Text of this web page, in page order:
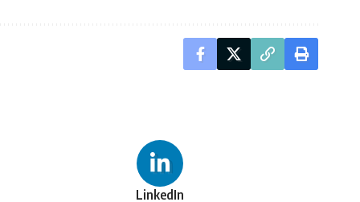
LinkedIn